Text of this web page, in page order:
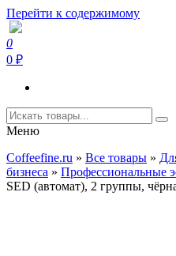
Перейти к содержимому
Coffeefine.ru
Интернет-магазин кофемашин
0
0 ₽
Меню
Coffeefine.ru » Все товары »
бизнеса » Профессиональные
SED (автомат), 2 группы,